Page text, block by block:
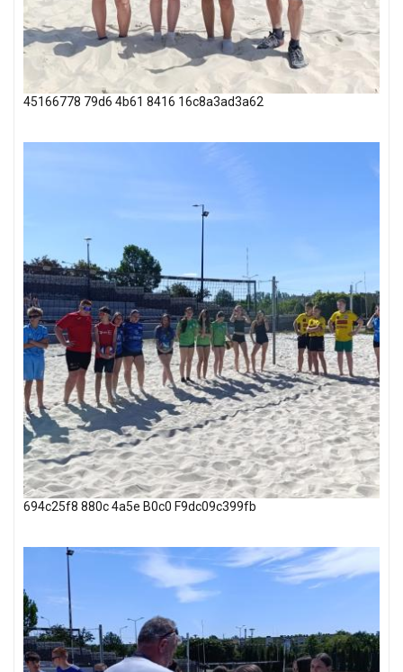
45166778 79d6 4b61 8416 16c8a3ad3a62
694c25f8 880c 4a5e B0c0 F9dc09c399fb